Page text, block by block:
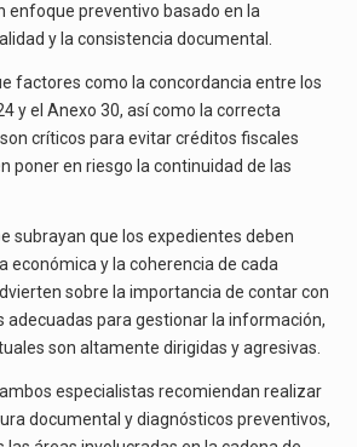
enfoque preventivo basado en la
y la consistencia documental.
factores como la concordancia entre los
y el Anexo 30, así como la correcta
críticos para evitar créditos fiscales
poner en riesgo la continuidad de las
subrayan que los expedientes deben
económica y la coherencia de cada
sobre la importancia de contar con
adecuadas para gestionar la información,
son altamente dirigidas y agresivas.
especialistas recomiendan realizar
documental y diagnósticos preventivos,